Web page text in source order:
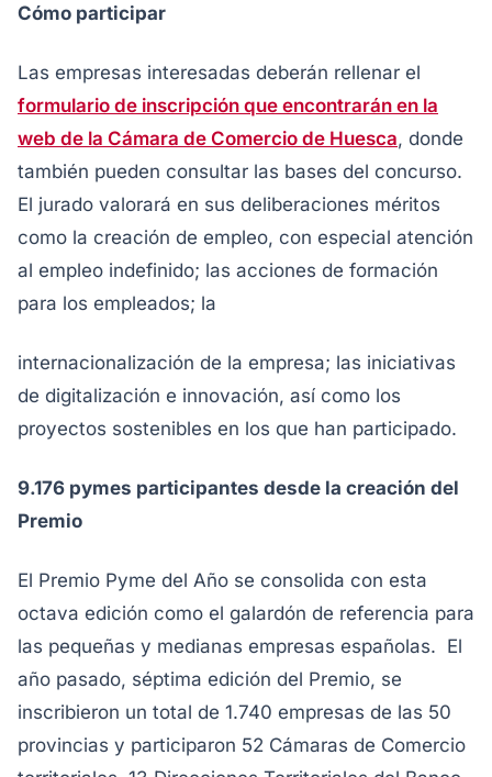
Cómo participar
Las empresas interesadas deberán rellenar el
formulario de inscripción que encontrarán en la
web de la Cámara de Comercio de Huesca, donde
también pueden consultar las bases del concurso.
El jurado valorará en sus deliberaciones méritos
como la creación de empleo, con especial atención
al empleo indefinido; las acciones de formación
para los empleados; la
internacionalización de la empresa; las iniciativas
de digitalización e innovación, así como los
proyectos sostenibles en los que han participado.
9.176 pymes participantes desde la creación del
Premio
El Premio Pyme del Año se consolida con esta
octava edición como el galardón de referencia para
las pequeñas y medianas empresas españolas. El
año pasado, séptima edición del Premio, se
inscribieron un total de 1.740 empresas de las 50
provincias y participaron 52 Cámaras de Comercio